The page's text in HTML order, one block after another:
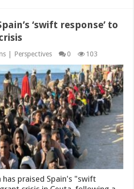
‘swift response’ to
| Perspectives 0 103
has praised Spain's "swift